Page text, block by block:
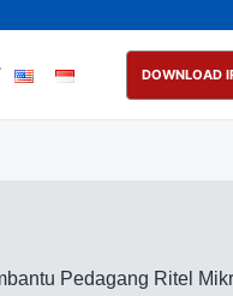
DOWNLOAD
Pedagang Ritel